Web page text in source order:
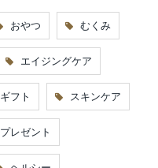
おやつ むくみ
エイジングケア
ギフト スキンケア
プレゼント